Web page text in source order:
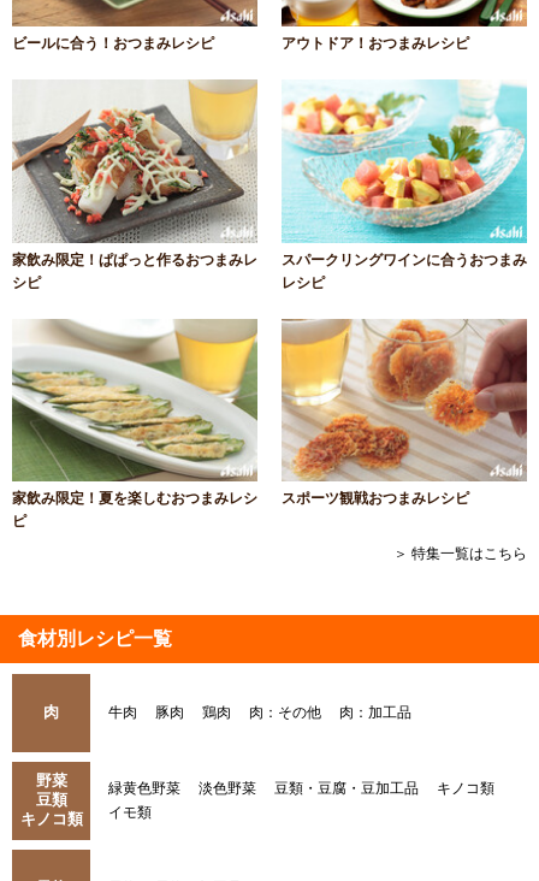
ビールに合う！おつまみレシピ アウトドア！おつまみレシピ
家飲み限定！ぱぱっと作るおつまみレ
シピ
スパークリングワインに合うおつまみ
レシピ
家飲み限定！夏を楽しむおつまみレシ
ピ
スポーツ観戦おつまみレシピ
＞ 特集一覧はこちら
食材別レシピ一覧
肉 牛肉 豚肉 鶏肉 肉：その他 肉：加工品
野菜
豆類
キノコ類
緑黄色野菜 淡色野菜 豆類・豆腐・豆加工品
キノコ類
イモ類